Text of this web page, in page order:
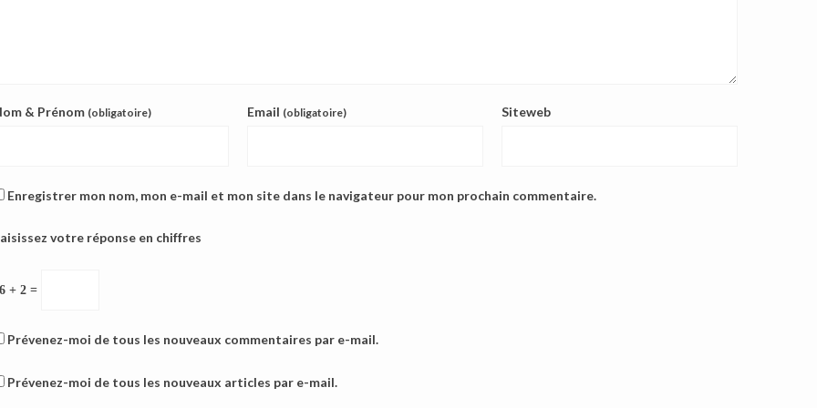
& Prénom (obligatoire) Email (obligatoire) Siteweb
Enregistrer mon nom, mon e-mail et mon site dans le navigateur pour mon prochain commentaire.
votre réponse en chiffres
+ 2 =
Prévenez-moi de tous les nouveaux commentaires par e-mail.
Prévenez-moi de tous les nouveaux articles par e-mail.